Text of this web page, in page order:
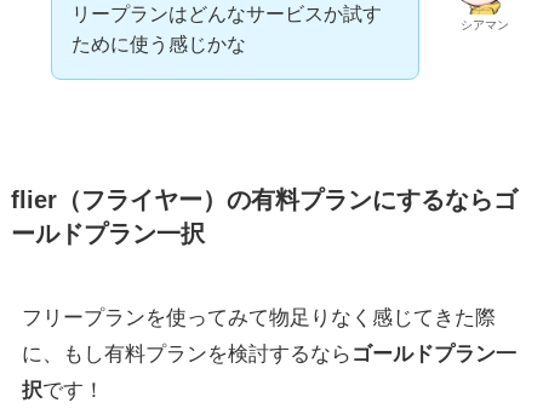
シアマン
リープランはどんなサービスか試す
ために使う感じかな
flier（フライヤー）の有料プランにするならゴ
ールドプラン一択
フリープランを使ってみて物足りなく感じてきた際
に、もし有料プランを検討するなら ゴールドプラン一
択です！